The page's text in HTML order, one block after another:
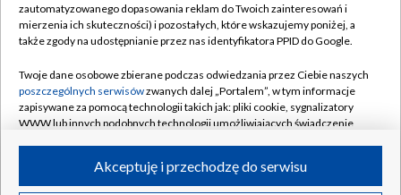
Naziemna Telewizja Cyfrowa
Rada Programowa
System NOS
Informacje o nadawcy
Program dla prasy
Moje zgody
Pomoc
Kontakt
Kanały
zautomatyzowanego dopasowania reklam do Twoich zainteresowań i
mierzenia ich skuteczności) i pozostałych, które wskazujemy poniżej, a
także zgody na udostępnianie przez nas identyfikatora PPID do Google.
Twoje dane osobowe zbierane podczas odwiedzania przez Ciebie naszych
poszczególnych serwisówzwanych dalej „Portalem”, w tym informacje
zapisywane za pomocą technologii takich jak: pliki cookie, sygnalizatory
WWW lub innych podobnych technologii umożliwiających świadczenie
ruchu w Internecie.Akceptuję i przechodzę do serwisu